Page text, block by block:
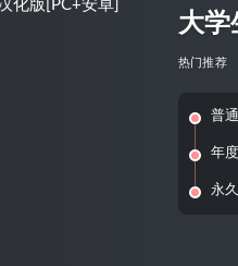
大学
热门推荐
普
年
永